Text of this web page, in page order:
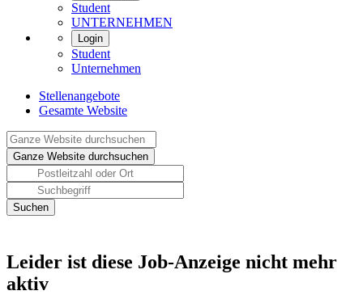
Student
UNTERNEHMEN
Login
Student
Unternehmen
Stellenangebote
Gesamte Website
Leider ist diese Job-Anzeige nicht mehr
aktiv